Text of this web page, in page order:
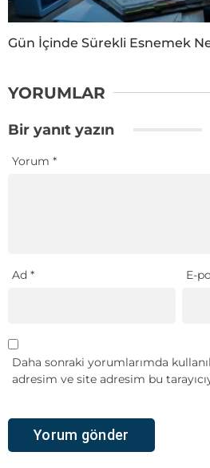
Gün İçinde Sürekli Esnemek
YORUMLAR
Bir yanıt yazın
Yorum *
Ad * E-
Daha sonraki yorumlarımda
adresim ve site adresim bu